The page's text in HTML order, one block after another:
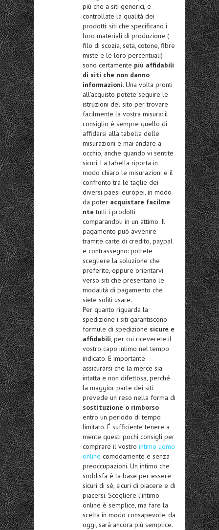
più che a siti generici, e
controllate la qualità dei
prodotti: siti che specificano i
loro materiali di produzione (
filo di scozia, seta, cotone, fibre
miste e le loro percentuali)
sono certamente più affidabili
di siti che non danno
informazioni. Una volta pronti
all’acquisto potete seguire le
istruzioni del sito per trovare
facilmente la vostra misura: il
consiglio è sempre quello di
affidarsi alla tabella delle
misurazioni e mai andare a
occhio, anche quando vi sentite
sicuri. La tabella riporta in
modo chiaro le misurazioni e il
confronto tra le taglie dei
diversi paesi europei, in modo
da poter acquistare facilme
nte tutti i prodotti
comparandoli in un attimo. Il
pagamento può avvenire
tramite carte di credito, paypal
e contrassegno: potrete
scegliere la soluzione che
preferite, oppure orientarvi
verso siti che presentano le
modalità di pagamento che
siete soliti usare.
Per quanto riguarda la
spedizione i siti garantiscono
formule di spedizione sicure e
affidabili, per cui riceverete il
vostro capo intimo nel tempo
indicato. É importante
assicurarsi che la merce sia
intatta e non difettosa, perché
la maggior parte dei siti
prevede un reso nella forma di
sostituzione o rimborso
entro un periodo di tempo
limitato. É sufficiente tenere a
mente questi pochi consigli per
comprare il vostro intimo uomo
online comodamente e senza
preoccupazioni. Un intimo che
soddisfa è la base per essere
sicuri di sè, sicuri di piacere e di
piacersi. Scegliere l’intimo
online è semplice, ma fare la
scelta in modo consapevole, da
oggi, sarà ancora più semplice.